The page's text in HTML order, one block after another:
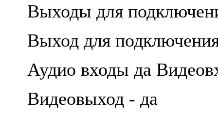
Выходы для
Выход для
Аудио входы да
Видеовыход - да